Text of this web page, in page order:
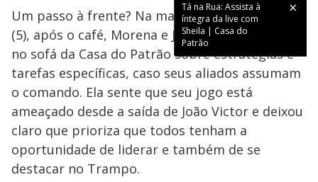
Tá na Rua: Assista à
íntegra da live com
Sheila | Casa do
Patrão
Um passo à frente? Na manhã desta sexta-feira
(5), após o café, Morena e Jackson conversaram
no sofá da Casa do Patrão sobre estratégias e
tarefas específicas, caso seus aliados assumam
o comando. Ela sente que seu jogo está
ameaçado desde a saída de João Victor e deixou
claro que prioriza que todos tenham a
oportunidade de liderar e também de se
destacar no Trampo.